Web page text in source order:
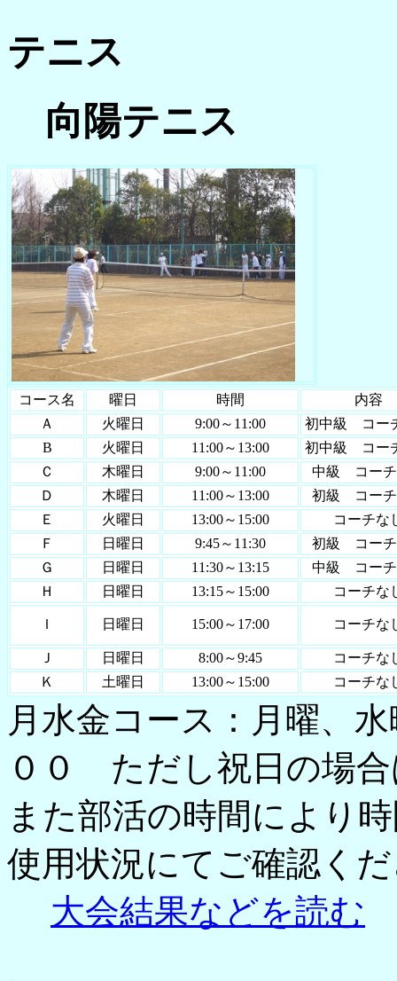
テニス
向陽テニス
コース名 曜日 時間
内容
Ａ
火曜日 9:00～11:00
初中級 コー
B
火曜日 11:00～13:00
初中級 コー
Ｃ
木曜日 9:00～11:00
中級 コー
Ｄ
木曜日 11:00～13:00
初級 コー
Ｅ
火曜日 13:00～15:00
コーチな
Ｆ
日曜日 9:45～11:30
初級 コー
Ｇ
日曜日 11:30～13:15
中級 コー
Ｈ
日曜日 13:15～15:00 コーチな
Ｉ 日曜日 15:00～17:00 コーチな
Ｊ 日曜日 8:00～9:45
コーチな
Ｋ
土曜日 13:00～15:00 コーチな
月水金コース：月曜、
００ ただし祝日の場
また部活の時間により
使用状況にてご確認く
大会結果などを読む